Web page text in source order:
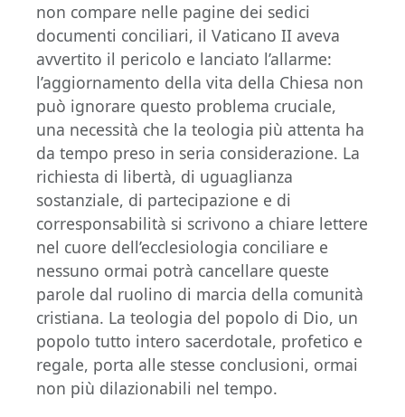
non compare nelle pagine dei sedici
documenti conciliari, il Vaticano II aveva
avvertito il pericolo e lanciato l’allarme:
l’aggiornamento della vita della Chiesa non
può ignorare questo problema cruciale,
una necessità che la teologia più attenta ha
da tempo preso in seria considerazione. La
richiesta di libertà, di uguaglianza
sostanziale, di partecipazione e di
corresponsabilità si scrivono a chiare lettere
nel cuore dell’ecclesiologia conciliare e
nessuno ormai potrà cancellare queste
parole dal ruolino di marcia della comunità
cristiana. La teologia del popolo di Dio, un
popolo tutto intero sacerdotale, profetico e
regale, porta alle stesse conclusioni, ormai
non più dilazionabili nel tempo.